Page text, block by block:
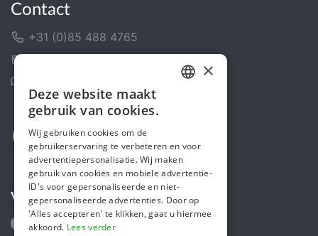
Contact
+31 (0)85 488 4765
Volg ons
ENGLISH
×
Deze website maakt
gebruik van cookies.
Wij gebruiken cookies om de
gebruikerservaring te verbeteren en voor
advertentiepersonalisatie. Wij maken
gebruik van cookies en mobiele advertentie-
ID's voor gepersonaliseerde en niet-
gepersonaliseerde advertenties. Door op
'Alles accepteren' te klikken, gaat u hiermee
akkoord. Lees verder